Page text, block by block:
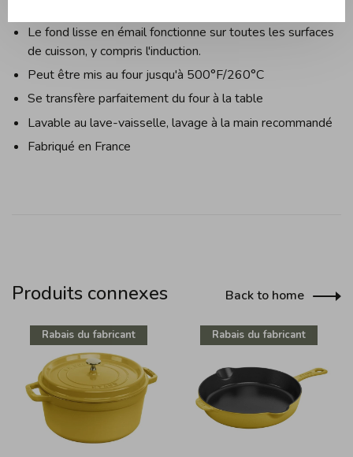
Le fond lisse en émail fonctionne sur toutes les surfaces
de cuisson, y compris l'induction.
Peut être mis au four jusqu'à 500°F/260°C
Se transfère parfaitement du four à la table
Lavable au lave-vaisselle, lavage à la main recommandé
Fabriqué en France
Produits connexes Back to home
Rabais du fabricant Rabais du fabricant